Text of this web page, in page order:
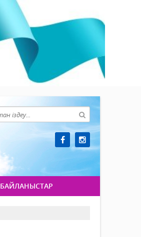
БАЙЛАНЫСТАР